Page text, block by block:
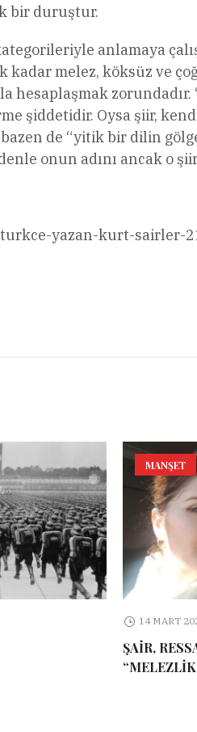
bir duruştur.
anlamaya
kadar melez, köksüz ve
hesaplaşmak
şiddetidir. Oysa şiir,
de “yitik bir dilin
onun adını ancak o
yazan-kurt-sairler-
MANŞET
14 MART
ŞAİR,